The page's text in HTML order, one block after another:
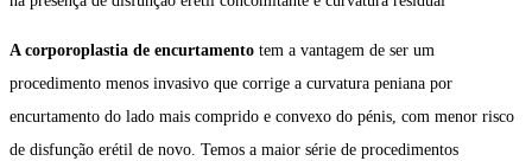
A corporoplastia de encurtamento tem a vantagem de ser um
procedimento menos invasivo que corrige a curvatura peniana por
encurtamento do lado mais comprido e convexo do pénis, com menor risco
de disfunção erétil de novo. Temos a maior série de procedimentos